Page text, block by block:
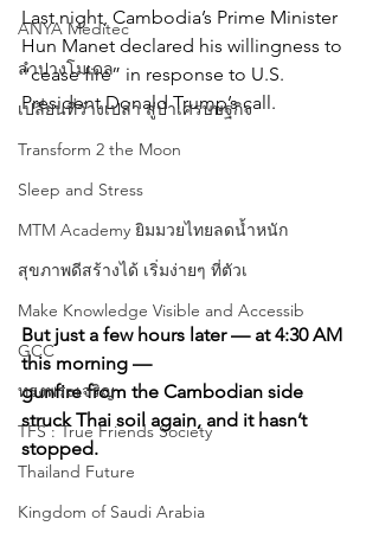
ANYA Meditec
ลำปางโมเดล
เปลี่ยนที่ว่างเปล่า สู่ป่าเศรษษฐกิจ
Transform 2 the Moon
Sleep and Stress
MTM Academy ยิมมวยไทยลดน้ำหนัก
สุขภาพดีสร้างได้ เริ่มง่ายๆ ที่ตัวเ
Make Knowledge Visible and Accessib
GCC
ทรงพระเจริญ
TFS : True Friends Society
Thailand Future
Kingdom of Saudi Arabia
Last night, Cambodia’s Prime Minister
Hun Manet declared his willingness to
“cease fire” in response to U.S.
President Donald Trump’s call.
But just a few hours later — at 4:30 AM
this morning —
gunfire from the Cambodian side
struck Thai soil again, and it hasn’t
stopped.